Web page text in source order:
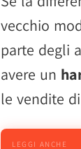
vecchio
parte degli
avere un
le vendite